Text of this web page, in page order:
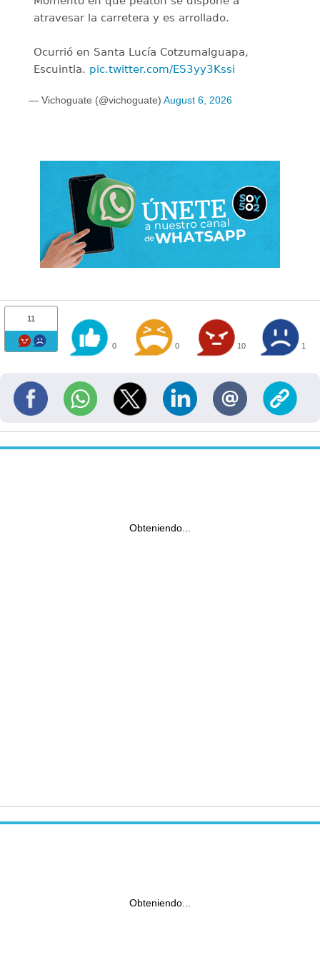
atravesar la carretera y es arrollado.
Ocurrió en Santa Lucía Cotzumalguapa,
Escuintla. pic.twitter.com/ES3yy3Kssi
— Vichoguate (@vichoguate) August 6, 2026
11
0 0 10 1
Obteniendo...
Obteniendo...